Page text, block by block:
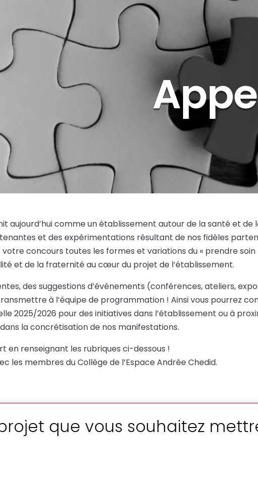
aujourd’hui comme un établissement autour de la santé et
et des expérimentations résultant de nos fidèles
concours toutes les formes et variations du « prendre
et de la fraternité au cœur du projet de l’établissement.
des suggestions d’événements (conférences, ateliers,
à l’équipe de programmation ! Ainsi vous pourrez
2025/2026 pour des initiatives dans l’établissement ou à
la concrétisation de nos manifestations.
en renseignant les rubriques ci-dessous !
les membres du Collège de l’Espace Andrée Chedid.
que vous souhaitez